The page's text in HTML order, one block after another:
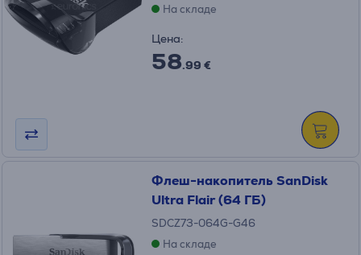
На складе
Цена:
58.99 €
Флеш-накопитель SanDisk
Ultra Flair (64 ГБ)
SDCZ73-064G-G46
На складе